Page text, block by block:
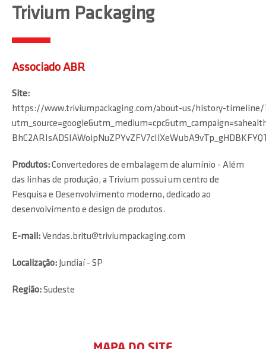
Trivium Packaging
Associado ABR
Site:
https://www.triviumpackaging.com/about-us/history-timeline/
Produtos:Convertedores de embalagem de alumínio - Além
das linhas de produção, a Trivium possui um centro de
Pesquisa e Desenvolvimento moderno, dedicado ao
desenvolvimento e design de produtos.
E-mail:Vendas.britu@triviumpackaging.com
Localização: Jundiaí - SP
Região:Sudeste